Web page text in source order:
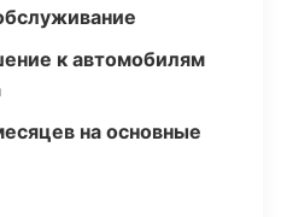
к автомобилям
на основные